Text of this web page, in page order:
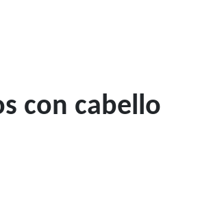
con cabello